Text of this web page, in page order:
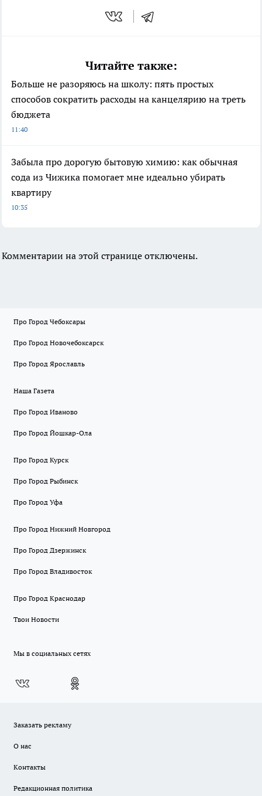
Читайте также:
Больше не разоряюсь на школу: пять простых
способов сократить расходы на канцелярию на треть
бюджета
11:40
Забыла про дорогую бытовую химию: как обычная
сода из Чижика помогает мне идеально убирать
квартиру
10:35
Комментарии на этой странице отключены.
Про Город Чебоксары
Про Город Новочебоксарск
Про Город Ярославль
Наша Газета
Про Город Иваново
Про Город Йошкар-Ола
Про Город Курск
Про Город Рыбинск
Про Город Уфа
Про Город Нижний Новгород
Про Город Дзержинск
Про Город Владивосток
Про Город Краснодар
Твои Новости
Мы в социальных сетях
Заказать рекламу
О нас
Контакты
Редакционная политика